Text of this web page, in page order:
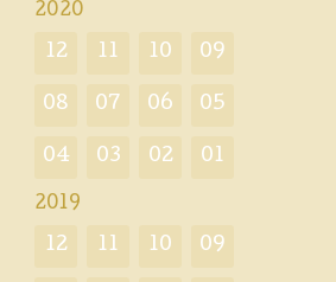
2020
12 11 10 09
08 07 06 05
04 03 02 01
2019
12 11 10 09